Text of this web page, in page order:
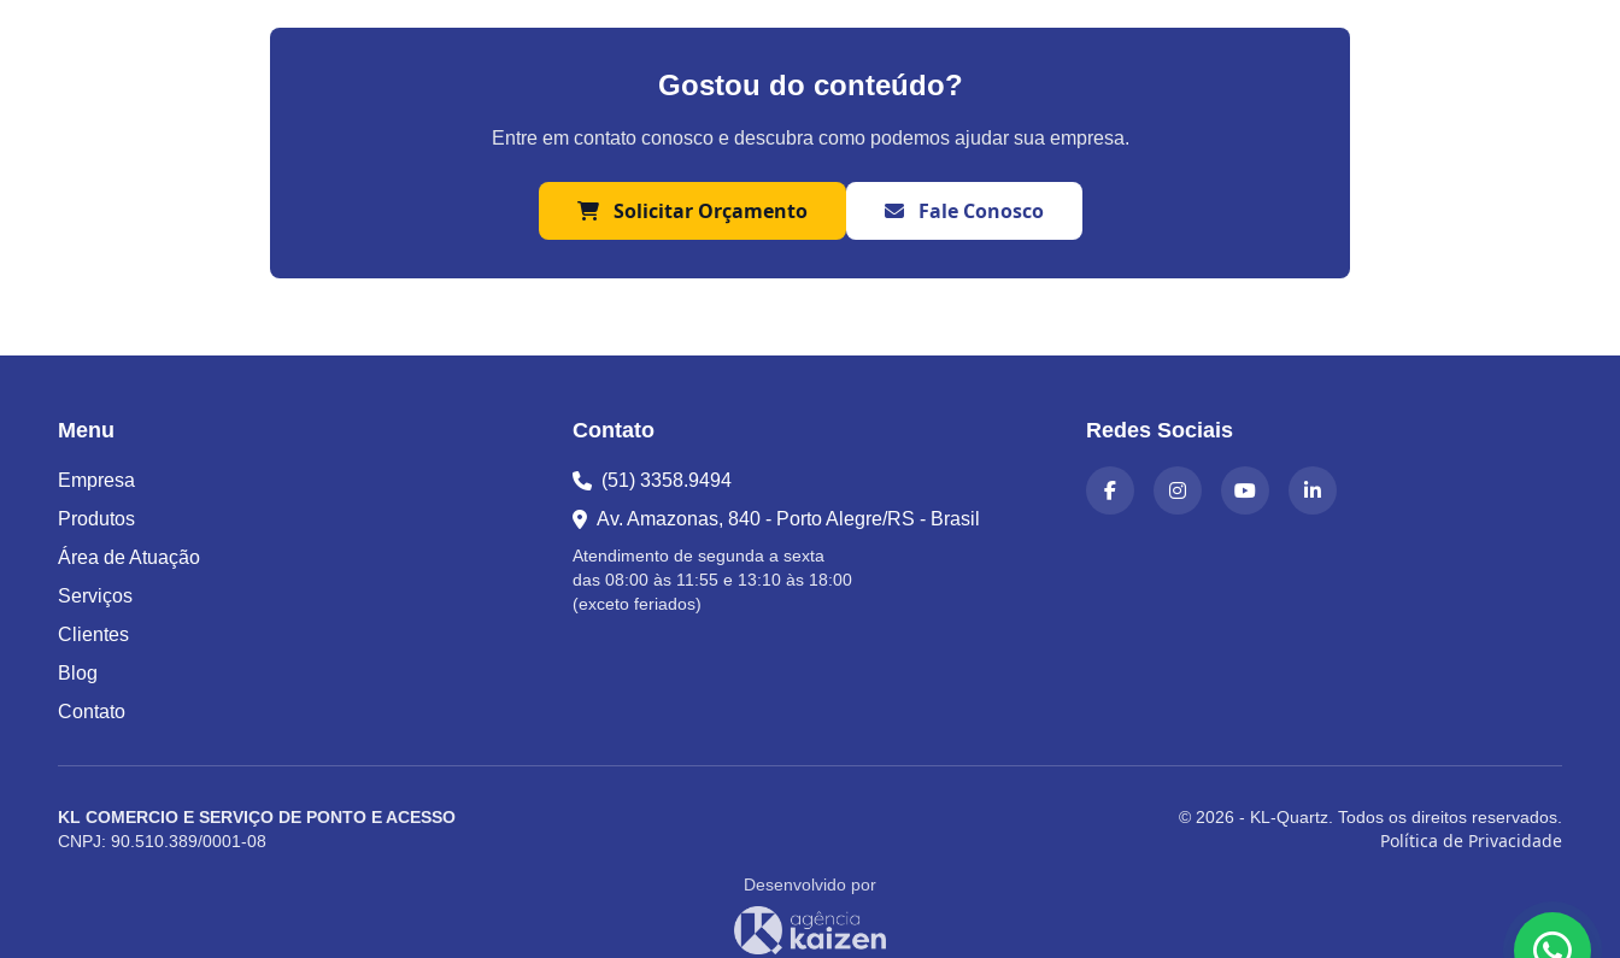
Gostou do conteúdo?
Entre em contato conosco e descubra como podemos ajudar sua empresa.
Solicitar Orçamento Fale Conosco
Menu
Empresa
Produtos
Área de Atuação
Serviços
Clientes
Blog
Contato
Contato
(51) 3358.9494
Av. Amazonas, 840 - Porto Alegre/RS - Brasil
Atendimento de segunda a sexta
das 08:00 às 11:55 e 13:10 às 18:00
(exceto feriados)
Redes Sociais
KL COMERCIO E SERVIÇO DE PONTO E ACESSO
CNPJ: 90.510.389/0001-08
© 2026 - KL-Quartz. Todos os direitos reservados.
Política de Privacidade
Desenvolvido por